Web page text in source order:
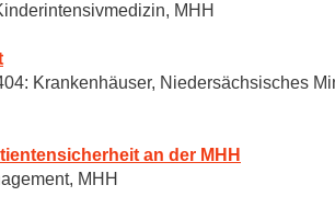
MHH
Krankenhäuser, Niedersächsisches
an der MHH
MHH